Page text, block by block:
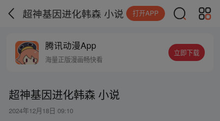
超神基因进化韩森 小说 打开APP
腾讯动漫App
海量正版漫画畅快看
立即下载
超神基因进化韩森 小说
2024年12月18日 09:10